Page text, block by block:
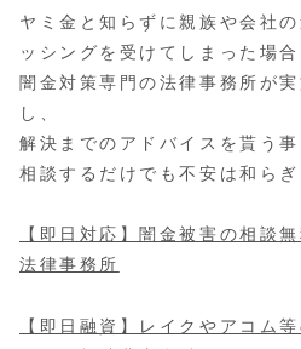
ヤミ金と知らずに親族や会社
ッシングを受けてしまった場合
闇金対策専門の法律事務所が
し、
解決までのアドバイスを貰う事
相談するだけでも不安は和らぎ
【即日対応】闇金被害の相談
法律事務所
【即日融資】レイクやアコム